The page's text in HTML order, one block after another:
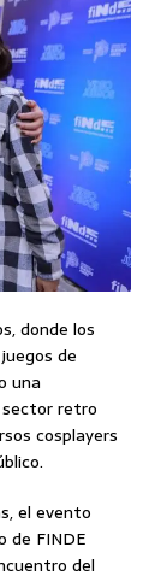
donde los
de
una
retro
cosplayers
el evento
de FINDE
del